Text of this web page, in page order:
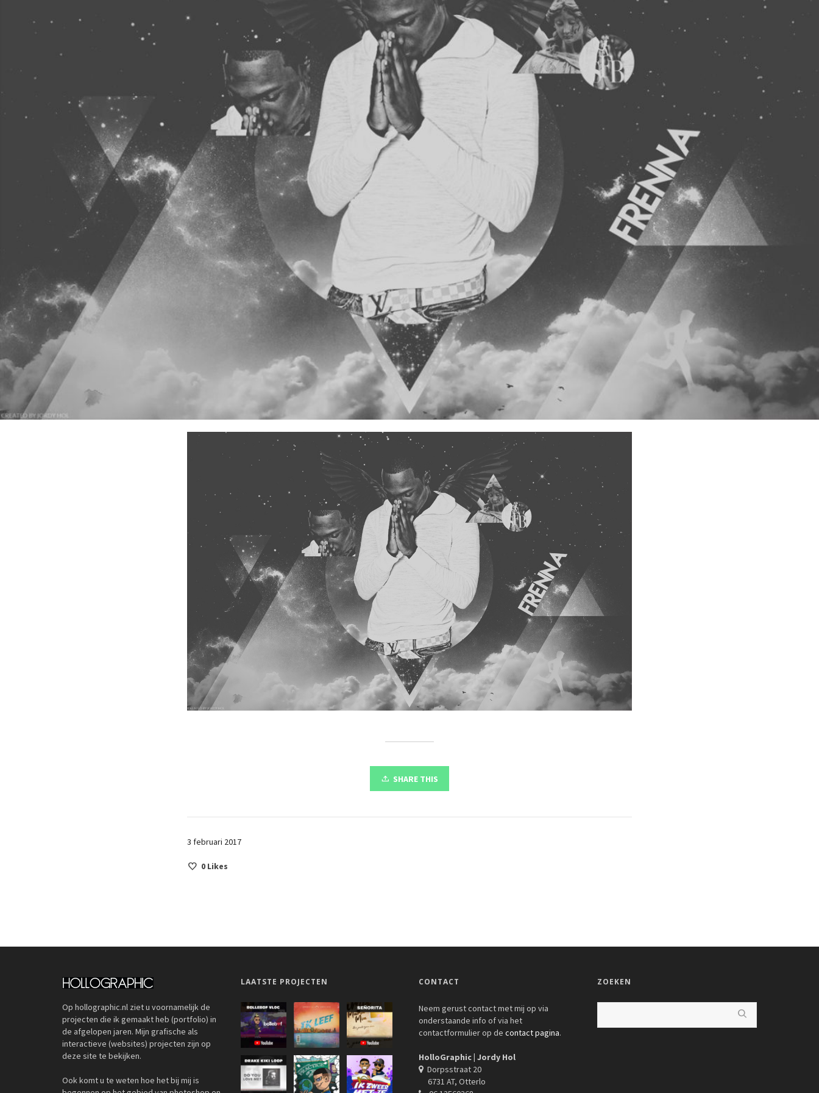
SHARE THIS
3 februari 2017
0 Likes
Op hollographic.nl ziet u voornamelijk de
projecten die ik gemaakt heb (portfolio) in
de afgelopen jaren. Mijn grafische als
interactieve (websites) projecten zijn op
deze site te bekijken.
Ook komt u te weten hoe het bij mij is
LAATSTE PROJECTEN CONTACT
Neem gerust contact met mij op via
onderstaande info of via het
contactformulier op de contact pagina.
HolloGraphic | Jordy Hol
Dorpsstraat 20
6731 AT, Otterlo
ZOEKEN